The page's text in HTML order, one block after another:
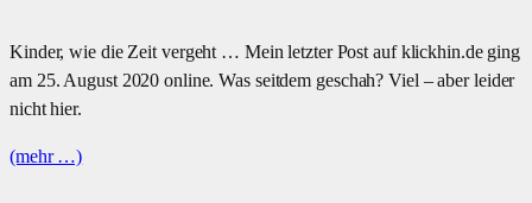
Kinder, wie die Zeit vergeht … Mein letzter Post auf klickhin.de ging
am 25. August 2020 online. Was seitdem geschah? Viel – aber leider
nicht hier.
(mehr …)